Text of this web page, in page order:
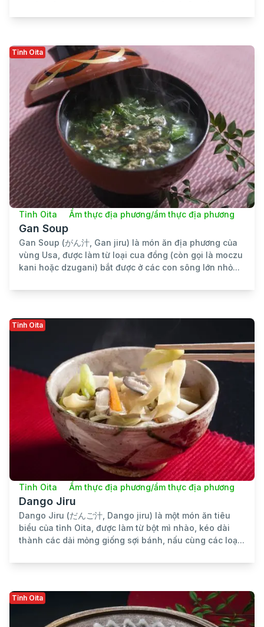
Tỉnh Oita
Tỉnh Oita Ẩm thực địa phương/ẩm thực địa phương
Gan Soup
Gan Soup (がん汁, Gan jiru) là món ăn địa phương của
vùng Usa, được làm từ loại cua đồng (còn gọi là moczu
kani hoặc dzugani) bắt được ở các con sông lớn nhỏ...
Tỉnh Oita
Tỉnh Oita Ẩm thực địa phương/ẩm thực địa phương
Dango Jiru
Dango Jiru (だんご汁, Dango jiru) là một món ăn tiêu
biểu của tỉnh Oita, được làm từ bột mì nhào, kéo dài
thành các dải mỏng giống sợi bánh, nấu cùng các loạ...
Tỉnh Oita